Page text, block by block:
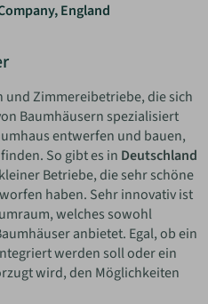
England
und Zimmereibetriebe, die sich
Baumhäusern spezialisiert
entwerfen und bauen,
So gibt es in Deutschland
Betriebe, die sehr schöne
haben. Sehr innovativ ist
welches sowohl
anbietet. Egal, ob ein
werden soll oder ein
wird, den Möglichkeiten